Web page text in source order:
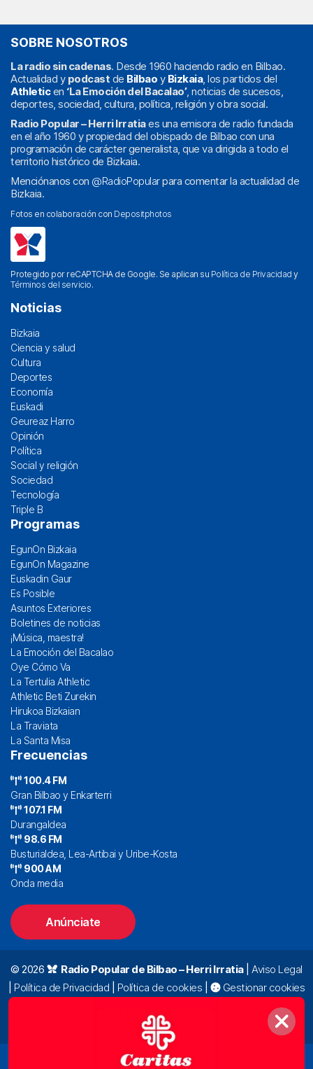
SOBRE NOSOTROS
La radio sin cadenas. Desde 1960 haciendo radio en Bilbao.
Actualidad y podcast de Bilbao y Bizkaia, los partidos del
Athleticen ‘La Emoción del Bacalao’, noticias de sucesos,
deportes, sociedad, cultura, política, religión y obra social.
Radio Popular – Herri Irratiaes una emisora de radio fundada
en el año 1960 y propiedad del obispado de Bilbao con una
programación de carácter generalista, que va dirigida a todo el
territorio histórico de Bizkaia.
Menciónanos con @RadioPopularpara comentar la actualidad de
Bizkaia.
Fotos en colaboración con Depositphotos
Protegido por reCAPTCHA de Google. Se aplican su Política de Privacidad y
Términos del servicio.
Noticias
Bizkaia
Ciencia y salud
Cultura
Deportes
Economía
Euskadi
Geureaz Harro
Opinión
Política
Social y religión
Sociedad
Tecnología
Triple B
Programas
EgunOn Bizkaia
EgunOn Magazine
Euskadin Gaur
Es Posible
Asuntos Exteriores
Boletines de noticias
¡Música, maestra!
La Emoción del Bacalao
Oye Cómo Va
La Tertulia Athletic
Athletic Beti Zurekin
Hirukoa Bizkaian
La Traviata
La Santa Misa
Frecuencias
100.4 FM
Gran Bilbao y Enkarterri
107.1 FM
Durangaldea
98.6 FM
Busturialdea, Lea-Artibai y Uribe-Kosta
900 AM
Onda media
Anúnciate
© 2026 Radio Popular de Bilbao – Herri Irratia| Aviso Legal
Política de Privacidad Política de cookies
Gestionar cookies
94 423 92 00|
oyentes@radiopopular.com